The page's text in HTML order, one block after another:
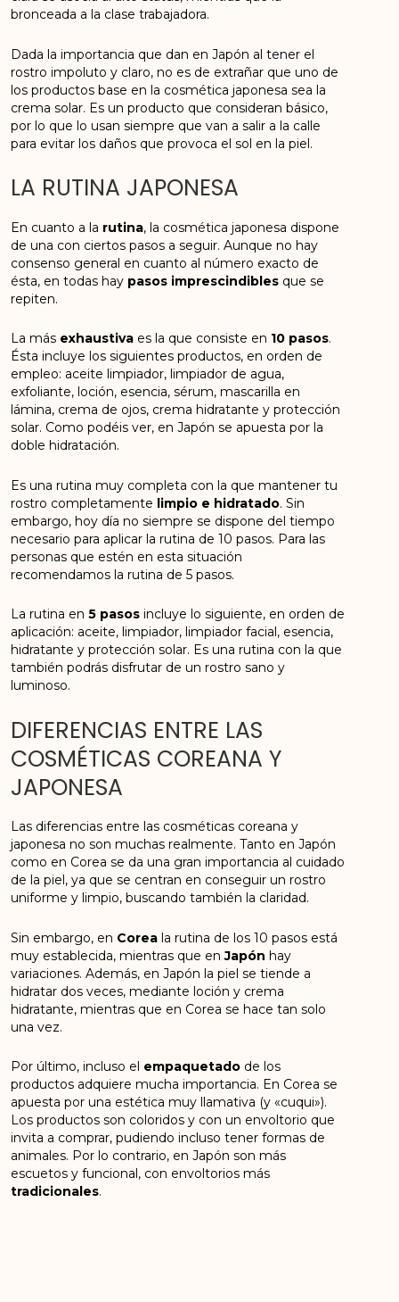
bronceada a la clase trabajadora.
Dada la importancia que dan en Japón al tener el
rostro impoluto y claro, no es de extrañar que uno de
los productos base en la cosmética japonesa sea la
crema solar. Es un producto que consideran básico,
por lo que lo usan siempre que van a salir a la calle
para evitar los daños que provoca el sol en la piel.
LA RUTINA JAPONESA
En cuanto a la rutina, la cosmética japonesa dispone
de una con ciertos pasos a seguir. Aunque no hay
consenso general en cuanto al número exacto de
ésta, en todas hay pasos imprescindibles que se
repiten.
La más exhaustiva es la que consiste en 10 pasos.
Ésta incluye los siguientes productos, en orden de
empleo: aceite limpiador, limpiador de agua,
exfoliante, loción, esencia, sérum, mascarilla en
lámina, crema de ojos, crema hidratante y protección
solar. Como podéis ver, en Japón se apuesta por la
doble hidratación.
Es una rutina muy completa con la que mantener tu
rostro completamente limpio e hidratado. Sin
embargo, hoy día no siempre se dispone del tiempo
necesario para aplicar la rutina de 10 pasos. Para las
personas que estén en esta situación
recomendamos la rutina de 5 pasos.
La rutina en5 pasos incluye lo siguiente, en orden de
aplicación: aceite, limpiador, limpiador facial, esencia,
hidratante y protección solar. Es una rutina con la que
también podrás disfrutar de un rostro sano y
luminoso.
DIFERENCIAS ENTRE LAS
COSMÉTICAS COREANA Y
JAPONESA
Las diferencias entre las cosméticas coreana y
japonesa no son muchas realmente. Tanto en Japón
como en Corea se da una gran importancia al cuidado
de la piel, ya que se centran en conseguir un rostro
uniforme y limpio, buscando también la claridad.
Sin embargo, en Corea la rutina de los 10 pasos está
muy establecida, mientras que enJapón hay
variaciones. Además, en Japón la piel se tiende a
hidratar dos veces, mediante loción y crema
hidratante, mientras que en Corea se hace tan solo
una vez.
Por último, incluso el empaquetado de los
productos adquiere mucha importancia. En Corea se
apuesta por una estética muy llamativa (y «cuqui»).
Los productos son coloridos y con un envoltorio que
invita a comprar, pudiendo incluso tener formas de
animales. Por lo contrario, en Japón son más
escuetos y funcional, con envoltorios más
tradicionales.